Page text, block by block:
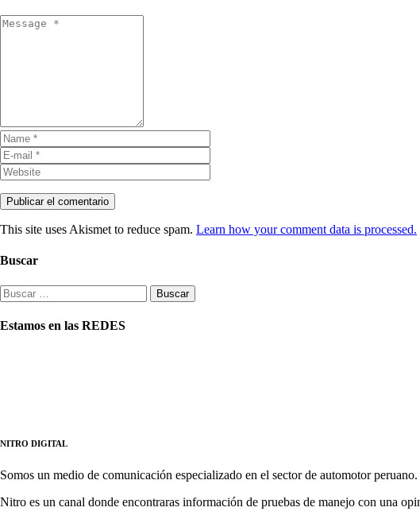
This site uses Akismet to reduce spam. Learn how your comment data is processed.
Buscar
Buscar:
Estamos en las REDES
NITRO DIGITAL
Somos un medio de comunicación especializado en el sector de automotor peruano.
Nitro es un canal donde encontraras información de pruebas de manejo con una